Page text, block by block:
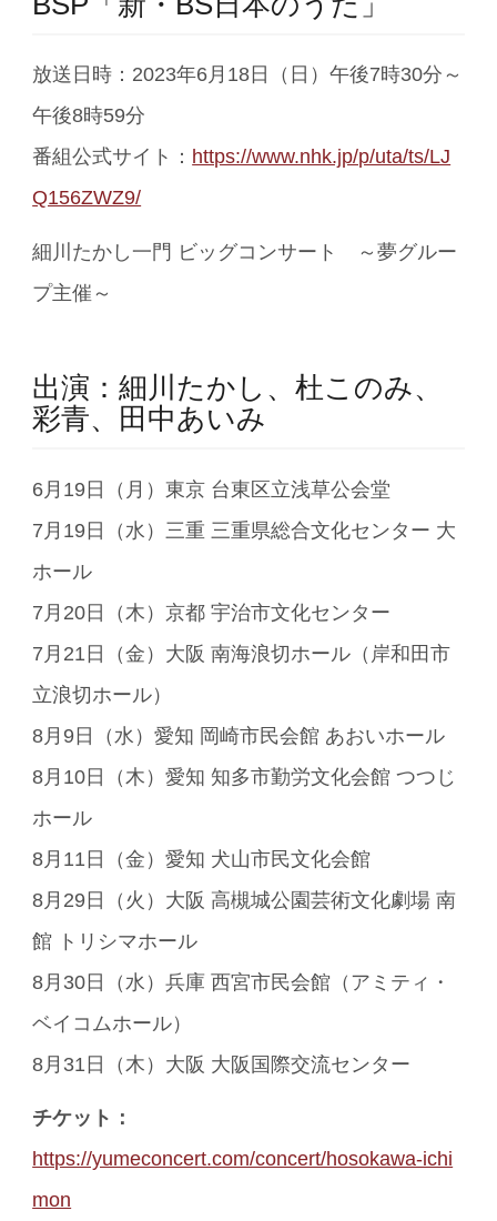
放送日時：2023年6月18日（日）午後7時30分～
午後8時59分
番組公式サイト： https://www.nhk.jp/p/uta/ts/LJ
Q156ZWZ9/
細川たかし一門 ビッグコンサート ～夢グルー
プ主催～
出演：細川たかし、杜このみ、
彩青、田中あいみ
6月19日（月）東京 台東区立浅草公会堂
7月19日（水）三重 三重県総合文化センター 大
ホール
7月20日（木）京都 宇治市文化センター
7月21日（金）大阪 南海浪切ホール（岸和田市
立浪切ホール）
8月9日（水）愛知 岡崎市民会館 あおいホール
8月10日（木）愛知 知多市勤労文化会館 つつじ
ホール
8月11日（金）愛知 犬山市民文化会館
8月29日（火）大阪 高槻城公園芸術文化劇場 南
館 トリシマホール
8月30日（水）兵庫 西宮市民会館（アミティ・
ベイコムホール）
8月31日（木）大阪 大阪国際交流センター
チケット：
https://yumeconcert.com/concert/hosokawa-ichi
mon